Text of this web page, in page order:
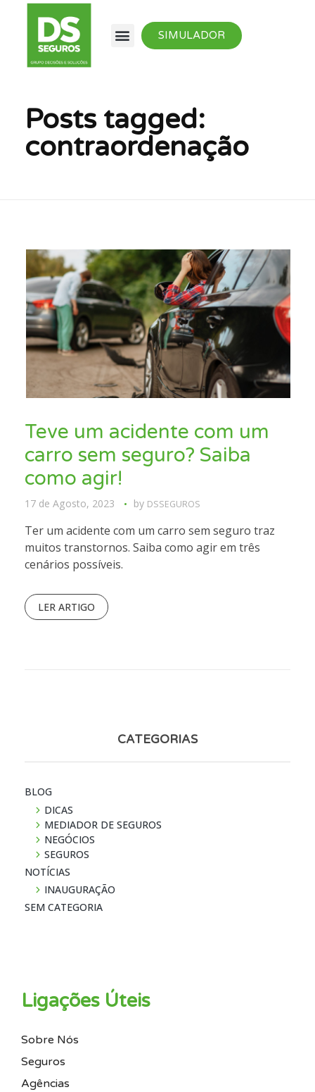
SIMULADOR
Posts tagged:
contraordenação
Teve um acidente com um
carro sem seguro? Saiba
como agir!
17 de Agosto, 2023 by DSSEGUROS
Ter um acidente com um carro sem seguro traz
muitos transtornos. Saiba como agir em três
cenários possíveis.
LER ARTIGO
CATEGORIAS
BLOG
DICAS
MEDIADOR DE SEGUROS
NEGÓCIOS
SEGUROS
NOTÍ­CIAS
INAUGURAÇÃO
SEM CATEGORIA
Ligações Úteis
Sobre Nós
Seguros
Agências